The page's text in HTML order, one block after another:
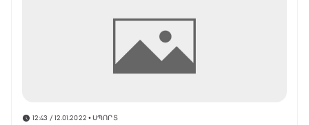
12:43 / 12.01.2022 • ՍՊՈՐՏ